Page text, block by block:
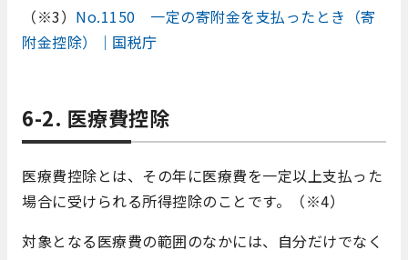
（※3） No.1150 一定の寄附金を支払ったとき（寄
附金控除）｜国税庁
6-2. 医療費控除
医療費控除とは、その年に医療費を一定以上支払った
場合に受けられる所得控除のことです。（※4）
対象となる医療費の範囲のなかには、自分だけでなく